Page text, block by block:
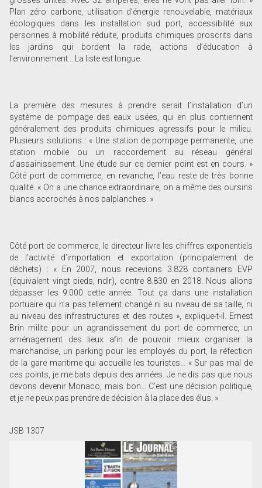
Plan zéro carbone, utilisation d’énergie renouvelable, matériaux
écologiques dans les installation sud port, accessibilité aux
personnes à mobilité réduite, produits chimiques proscrits dans
les jardins qui bordent la rade, actions d’éducation à
l’environnement… La liste est longue.
La première des mesures à prendre serait l’installation d’un
système de pompage des eaux usées, qui en plus contiennent
généralement des produits chimiques agressifs pour le milieu.
Plusieurs solutions : « Une station de pompage permanente, une
station mobile ou un raccordement au réseau général
d’assainissement. Une étude sur ce dernier point est en cours. »
Côté port de commerce, en revanche, l’eau reste de très bonne
qualité. « On a une chance extraordinaire, on a même des oursins
blancs accrochés à nos palplanches. »
Côté port de commerce, le directeur livre les chiffres exponentiels
de l’activité d’importation et exportation (principalement de
déchets) : « En 2007, nous recevions 3.828 containers EVP
(équivalent vingt pieds, ndlr), contre 8.830 en 2018. Nous allons
dépasser les 9.000 cette année. Tout ça dans une installation
portuaire qui n’a pas tellement changé ni au niveau de sa taille, ni
au niveau des infrastructures et des routes », explique-t-il. Ernest
Brin milite pour un agrandissement du port de commerce, un
aménagement des lieux afin de pouvoir mieux organiser la
marchandise, un parking pour les employés du port, la réfection
de la gare maritime qui accueille les touristes… « Sur pas mal de
ces points, je me bats depuis des années. Je ne dis pas que nous
devons devenir Monaco, mais bon… C’est une décision politique,
et je ne peux pas prendre de décision à la place des élus. »
JSB 1307